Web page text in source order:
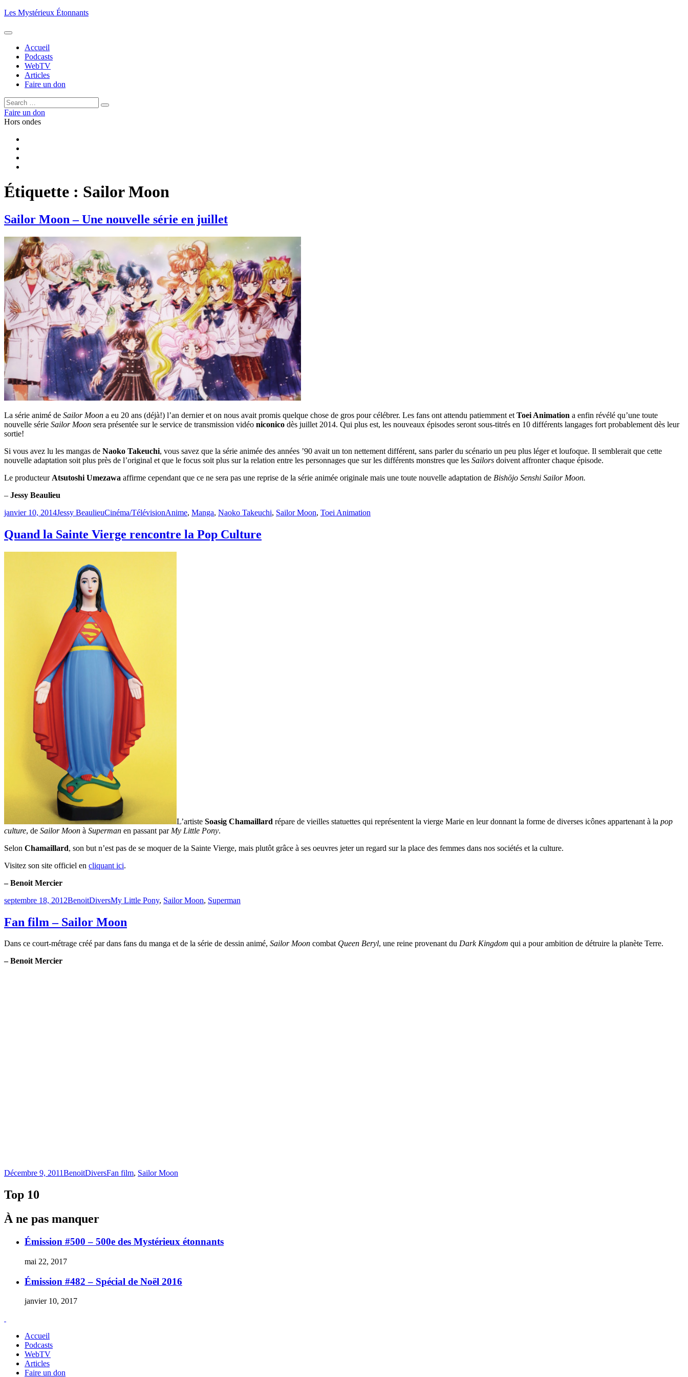
Aller
contenu
Les Mystérieux Étonnants
Accueil
Podcasts
WebTV
Articles
Faire un don
Rechercher :
Rechercher
Faire un don
Hors ondes
Étiquette : Sailor Moon
Sailor Moon – Une nouvelle série en juillet
La série animé de Sailor Moon a eu 20 ans (déjà!) l’an dernier et on nous avait promis quelque chose de gros pour célébrer. Les fans ont attendu patiemment et Toei Animation a enfin révélé qu’une toute
nouvelle série Sailor Moon sera présentée sur le service de transmission vidéo niconico dès juillet 2014. Qui plus est, les nouveaux épisodes seront sous-titrés en 10 différents langages fort probablement dès leur
sortie!
Si vous avez lu les mangas de Naoko Takeuchi, vous savez que la série animée des années ’90 avait un ton nettement différent, sans parler du scénario un peu plus léger et loufoque. Il semblerait que cette
nouvelle adaptation soit plus près de l’original et que le focus soit plus sur la relation entre les personnages que sur les différents monstres que les Sailors doivent affronter chaque épisode.
Le producteur Atsutoshi Umezawa affirme cependant que ce ne sera pas une reprise de la série animée originale mais une toute nouvelle adaptation de Bishōjo Senshi Sailor Moon.
– Jessy Beaulieu
Publié
janvier 10, 2014Jessy BeaulieuCatégories
Cinéma/TélévisionÉtiquettes
Anime, Manga, Naoko Takeuchi, Sailor Moon, Toei Animation
Quand la Sainte Vierge rencontre la Pop Culture
L’artiste Soasig Chamaillard répare de vieilles statuettes qui représentent la vierge Marie en leur donnant la forme de diverses icônes appartenant à la pop
culture, de Sailor Moon à Superman en passant par My Little Pony.
Selon Chamaillard, son but n’est pas de se moquer de la Sainte Vierge, mais plutôt grâce à ses oeuvres jeter un regard sur la place des femmes dans nos sociétés et la culture.
Visitez son site officiel en cliquant ici.
– Benoit Mercier
Publié
septembre 18, 2012BenoitCatégories
DiversÉtiquettes
My Little Pony, Sailor Moon, Superman
Fan film – Sailor Moon
Dans ce court-métrage créé par dans fans du manga et de la série de dessin animé, Sailor Moon combat Queen Beryl, une reine provenant du Dark Kingdom qui a pour ambition de détruire la planète Terre.
– Benoit Mercier
Publié
Décembre 9, 2011BenoitCatégories
DiversÉtiquettes
Fan film, Sailor Moon
Top 10
À ne pas manquer
Émission #500 – 500e des Mystérieux étonnants
mai 22, 2017
Émission #482 – Spécial de Noël 2016
janvier 10, 2017
Accueil
Podcasts
WebTV
Articles
Faire un don